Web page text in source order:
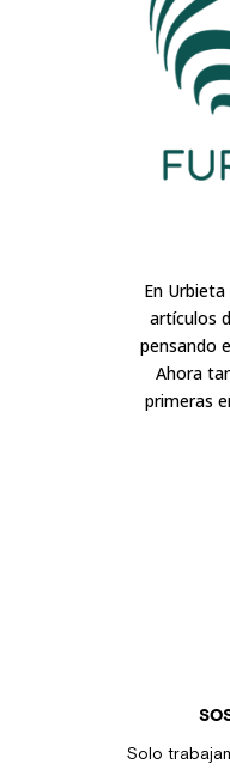
En
artículos
pensando
Ahora
primeras
Solo